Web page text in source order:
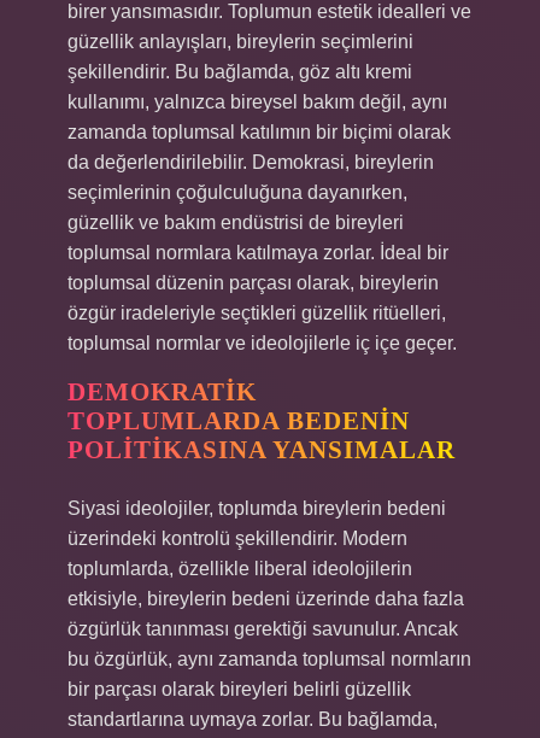
birer yansımasıdır. Toplumun estetik idealleri ve
güzellik anlayışları, bireylerin seçimlerini
şekillendirir. Bu bağlamda, göz altı kremi
kullanımı, yalnızca bireysel bakım değil, aynı
zamanda toplumsal katılımın bir biçimi olarak
da değerlendirilebilir. Demokrasi, bireylerin
seçimlerinin çoğulculuğuna dayanırken,
güzellik ve bakım endüstrisi de bireyleri
toplumsal normlara katılmaya zorlar. İdeal bir
toplumsal düzenin parçası olarak, bireylerin
özgür iradeleriyle seçtikleri güzellik ritüelleri,
toplumsal normlar ve ideolojilerle iç içe geçer.
DEMOKRATIK
TOPLUMLARDA BEDENIN
POLITIKASINA YANSIMALAR
Siyasi ideolojiler, toplumda bireylerin bedeni
üzerindeki kontrolü şekillendirir. Modern
toplumlarda, özellikle liberal ideolojilerin
etkisiyle, bireylerin bedeni üzerinde daha fazla
özgürlük tanınması gerektiği savunulur. Ancak
bu özgürlük, aynı zamanda toplumsal normların
bir parçası olarak bireyleri belirli güzellik
standartlarına uymaya zorlar. Bu bağlamda,